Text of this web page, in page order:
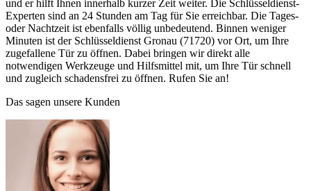
und er hilft Ihnen innerhalb kurzer Zeit weiter. Die Schlüsseldienst-
Experten sind an 24 Stunden am Tag für Sie erreichbar. Die Tages-
oder Nachtzeit ist ebenfalls völlig unbedeutend. Binnen weniger
Minuten ist der Schlüsseldienst Gronau (71720) vor Ort, um Ihre
zugefallene Tür zu öffnen. Dabei bringen wir direkt alle
notwendigen Werkzeuge und Hilfsmittel mit, um Ihre Tür schnell
und zugleich schadensfrei zu öffnen. Rufen Sie an!
Das sagen unsere Kunden